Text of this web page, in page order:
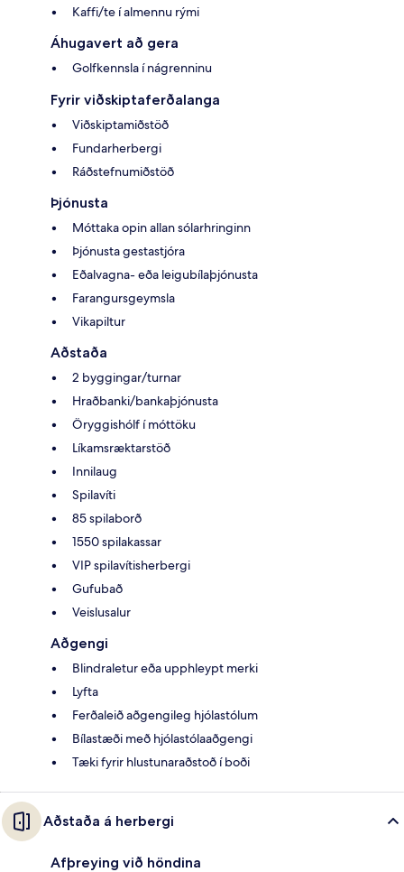
Kaffi/te í almennu rými
Áhugavert að gera
Golfkennsla í nágrenninu
Fyrir viðskiptaferðalanga
Viðskiptamiðstöð
Fundarherbergi
Ráðstefnumiðstöð
Þjónusta
Móttaka opin allan sólarhringinn
Þjónusta gestastjóra
Eðalvagna- eða leigubílaþjónusta
Farangursgeymsla
Vikapiltur
Aðstaða
2 byggingar/turnar
Hraðbanki/bankaþjónusta
Öryggishólf í móttöku
Líkamsræktarstöð
Innilaug
Spilavíti
85 spilaborð
1550 spilakassar
VIP spilavítisherbergi
Gufubað
Veislusalur
Aðgengi
Blindraletur eða upphleypt merki
Lyfta
Ferðaleið aðgengileg hjólastólum
Bílastæði með hjólastólaaðgengi
Tæki fyrir hlustunaraðstoð í boði
Aðstaða á herbergi
Afþreying við höndina